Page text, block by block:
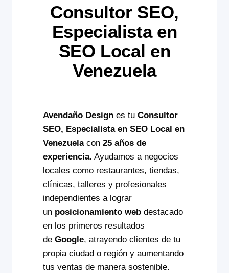
Consultor SEO,
Especialista en
SEO Local en
Venezuela
Avendaño Design es tu Consultor
SEO, Especialista en SEO Local en
Venezuelacon 25 años de
experiencia. Ayudamos a negocios
locales como restaurantes, tiendas,
clínicas, talleres y profesionales
independientes a lograr
un posicionamiento web destacado
en los primeros resultados
de Google, atrayendo clientes de tu
propia ciudad o región y aumentando
tus ventas de manera sostenible.